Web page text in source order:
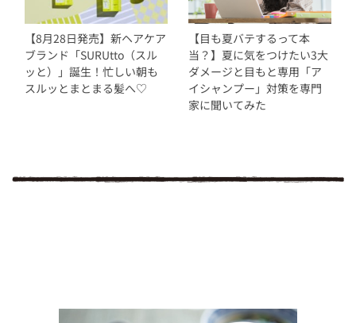
【8月28日発売】新ヘアケア
ブランド「SURUtto（スル
ッと）」誕生！忙しい朝も
スルッとまとまる髪へ♡
【目も夏バテするって本
当？】夏に気をつけたい3大
ダメージと目もと専用「ア
イシャンプー」対策を専門
家に聞いてみた